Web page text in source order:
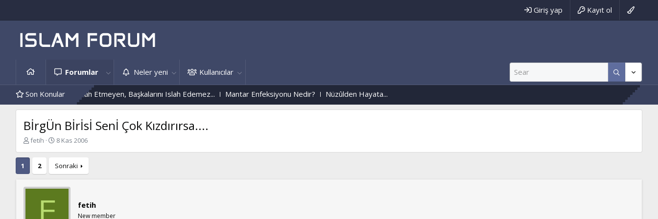
Giriş yap Kayıt ol
Forumlar Neler yeni Kullanıcılar
Son Konular
Kendini Islah Etmeyen, Başkalarını Islah Edemez... Mantar Enfeksiyonu Nedir? Nüzûlden Hayata...
BİrgÜn Bİrİsİ Senİ Çok Kızdırırsa....
K
u
fetih
B
l
a
8 Kas 2006
1 2 Sonraki
F fetih
New member